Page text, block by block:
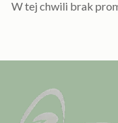
W tej chwili brak